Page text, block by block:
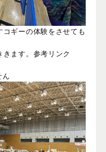
ギーの体験をさせても
ます。参考リンク
ん